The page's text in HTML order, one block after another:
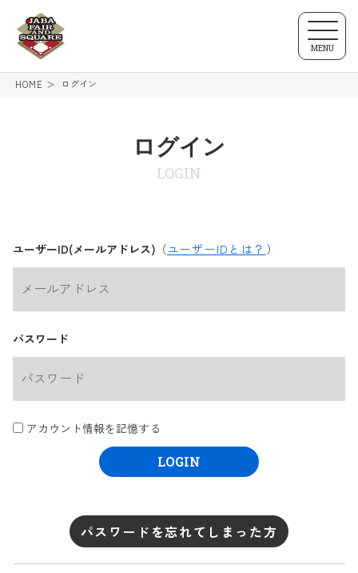
MENU
HOME ログイン
ログイン
LOGIN
ユーザーID(メールアドレス) （ユーザーIDとは？ ）
パスワード
アカウント情報を記憶する
LOGIN
パスワードを忘れてしまった方